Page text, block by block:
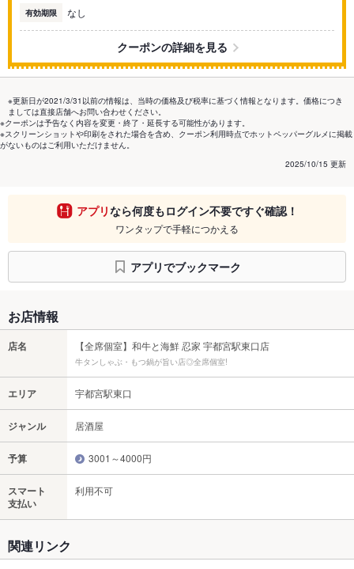
有効期限 なし
クーポンの詳細を見る
※更新日が2021/3/31以前の情報は、当時の価格及び税率に基づく情報となります。価格につき
ましては直接店舗へお問い合わせください。
※クーポンは予告なく内容を変更・終了・延長する可能性があります。
※スクリーンショットや印刷をされた場合を含め、クーポン利用時点でホットペッパーグルメに掲載
がないものはご利用いただけません。
2025/10/15 更新
アプリなら何度もログイン不要ですぐ確認！
ワンタップで手軽につかえる
アプリでブックマーク
お店情報
店名 【全席個室】和牛と海鮮 忍家 宇都宮駅東口店
牛タンしゃぶ・もつ鍋が旨い店◎全席個室!
エリア 宇都宮駅東口
ジャンル 居酒屋
予算 3001～4000円
スマート
支払い
利用不可
関連リンク